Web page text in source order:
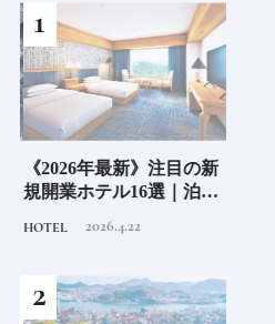
《2026年最新》注目の新
規開業ホテル16選｜泊ま
が素敵なホテル
HOTEL 2026.4.22